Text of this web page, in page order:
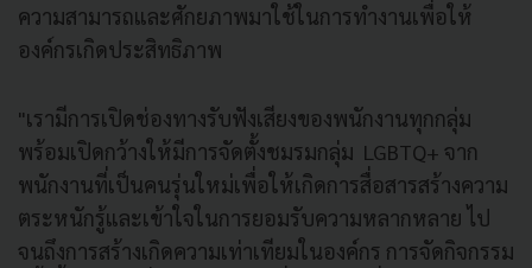
ความสามารถและศักยภาพมาใช้ในการทำงานเพื่อให้
องค์กรเกิดประสิทธิภาพ
"เรามีการเปิดช่องทางรับฟังเสียงของพนักงานทุกกลุ่ม
พร้อมเปิดกว้างให้มีการจัดตั้งชมรมกลุ่ม LGBTQ+ จาก
พนักงานที่เป็นคนรุ่นใหม่เพื่อให้เกิดการสื่อสารสร้างความ
ตระหนักรู้และเข้าใจในการยอมรับความหลากหลาย ไป
จนถึงการสร้างเกิดความเท่าเทียมในองค์กร การจัดกิจกรรม